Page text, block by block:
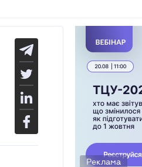
Реклама